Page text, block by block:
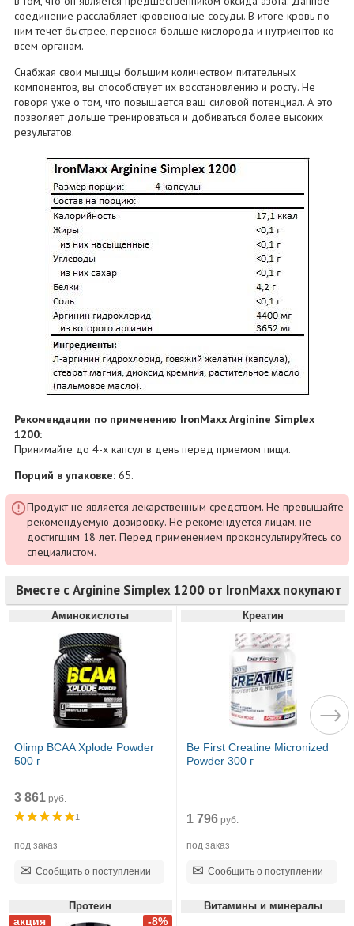
соединение расслабляет кровеносные сосуды. В итоге кровь по
ним течет быстрее, перенося больше кислорода и нутриентов ко
всем органам.
Снабжая свои мышцы большим количеством питательных
компонентов, вы способствует их восстановлению и росту. Не
говоря уже о том, что повышается ваш силовой потенциал. А это
позволяет дольше тренироваться и добиваться более высоких
результатов.
Рекомендации по применению IronMaxx Arginine Simplex
1200:
Принимайте до 4-х капсул в день перед приемом пищи.
Порций в упаковке: 65.
Продукт не является лекарственным средством. Не превышайте
рекомендуемую дозировку. Не рекомендуется лицам, не
достигшим 18 лет. Перед применением проконсультируйтесь со
специалистом.
Вместе с Arginine Simplex 1200 от IronMaxx покупают
Аминокислоты
Olimp BCAA Xplode Powder
500 г
3 861руб.
1
под заказ
Сообщить о поступлении
Креатин
Be First Creatine Micronized
Powder 300 г
1 796 руб.
под заказ
Сообщить о поступлении
Протеин Витамины и минералы